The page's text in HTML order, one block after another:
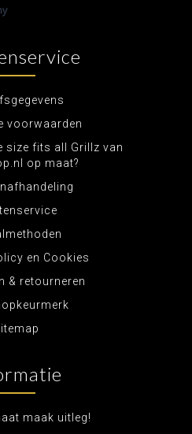
voorwaarden
size fits all Grillz van
op maat?
en Cookies
& retourneren
maak uitleg!